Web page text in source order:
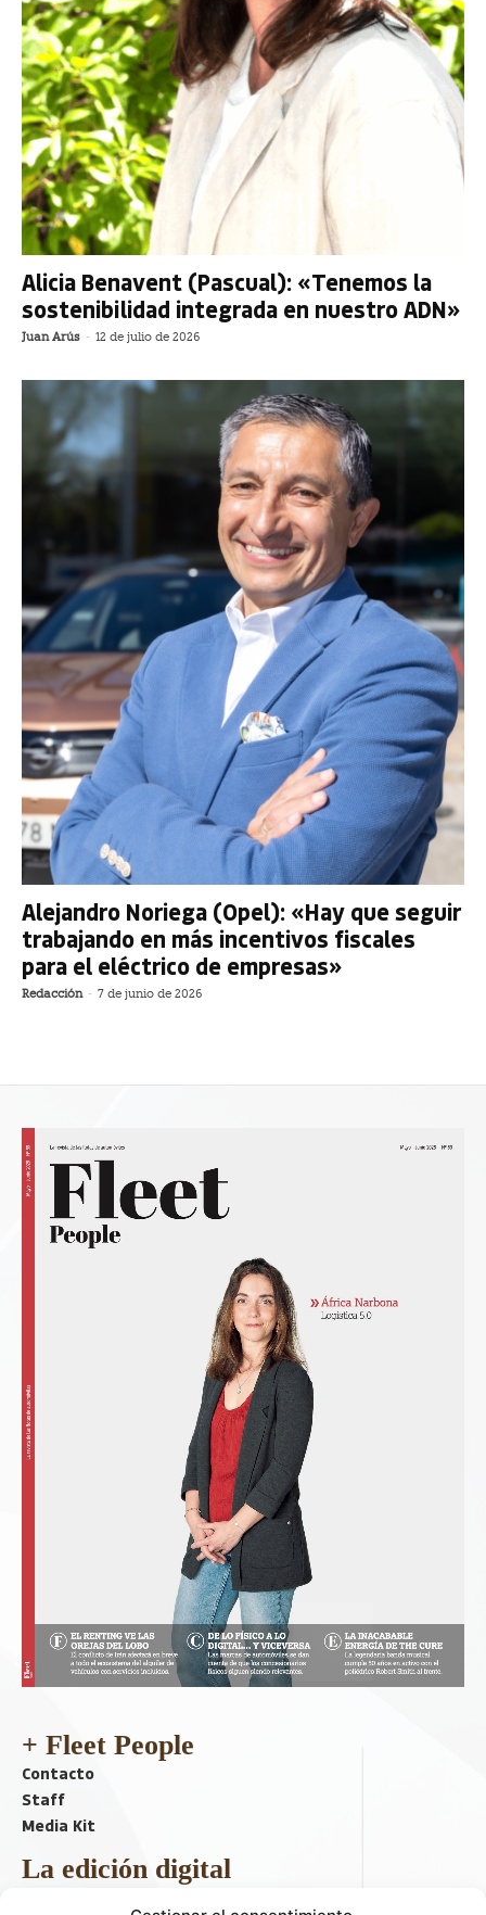
Alicia Benavent (Pascual): «Tenemos la
sostenibilidad integrada en nuestro ADN»
Juan Arús - 12 de julio de 2026
Alejandro Noriega (Opel): «Hay que seguir
trabajando en más incentivos fiscales
para el eléctrico de empresas»
Redacción - 7 de junio de 2026
+ Fleet People
Contacto
Staff
Media Kit
La edición digital
Descargar último ejemplar